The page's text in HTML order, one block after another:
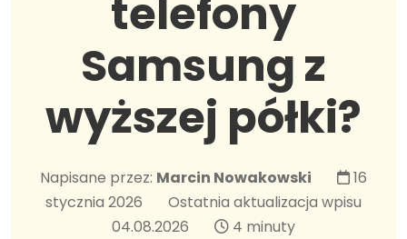
telefony
Samsung z
wyższej półki?
Napisane przez: Marcin Nowakowski
16
stycznia 2026
Ostatnia aktualizacja wpisu
04.08.2026
4 minuty